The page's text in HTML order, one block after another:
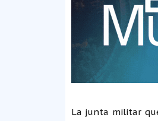
La junta militar